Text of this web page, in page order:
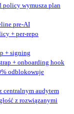
policy wymusza plan
pre-AI
+ per-repo
+ signing
+ onboarding hook
odblokowuje
centralnym audytem
z rozwiązanymi